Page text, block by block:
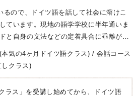
ので、ドイツ語を話して社会に溶けこ
ています。現地の語学学校に半年通いま
と自身の文法などの定着具合に乖離がで
(本気の4ヶ月ドイツ語クラス)
会話コース
クラス)
ラス」を受講し始めてから、ドイツ語